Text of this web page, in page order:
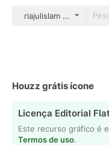
riajulislam Glyph
Houzz grátis ícone
Licença Editorial
Este recurso gráfico é
Termos de uso.